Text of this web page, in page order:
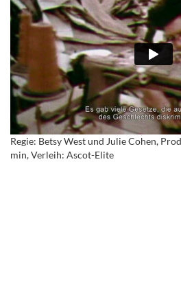
Regie: Betsy West und Julie Cohen,
min, Verleih: Ascot-Elite